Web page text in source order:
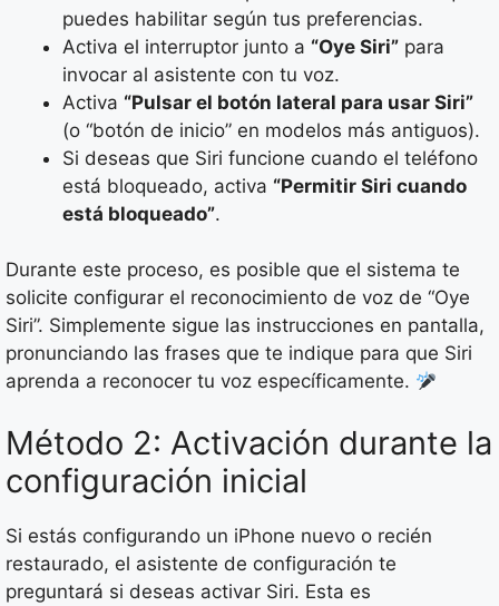
puedes habilitar según tus preferencias.
Activa el interruptor junto a “Oye Siri” para
invocar al asistente con tu voz.
Activa “Pulsar el botón lateral para usar Siri”
(o “botón de inicio” en modelos más antiguos).
Si deseas que Siri funcione cuando el teléfono
está bloqueado, activa “Permitir Siri cuando
está bloqueado”.
Durante este proceso, es posible que el sistema te
solicite configurar el reconocimiento de voz de “Oye
Siri”. Simplemente sigue las instrucciones en pantalla,
pronunciando las frases que te indique para que Siri
aprenda a reconocer tu voz específicamente.
Método 2: Activación durante la
configuración inicial
Si estás configurando un iPhone nuevo o recién
restaurado, el asistente de configuración te
preguntará si deseas activar Siri. Esta es